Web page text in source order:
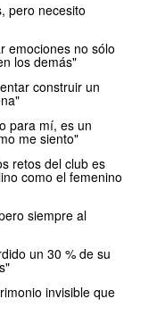
pero necesito
emociones no sólo
los demás"
construir un
para mí, es un
me siento"
retos del club es
como el femenino
siempre al
un 30 % de su
invisible que